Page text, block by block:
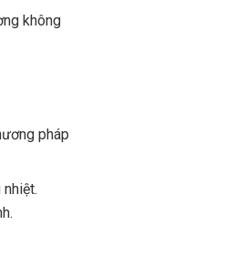
không
pháp